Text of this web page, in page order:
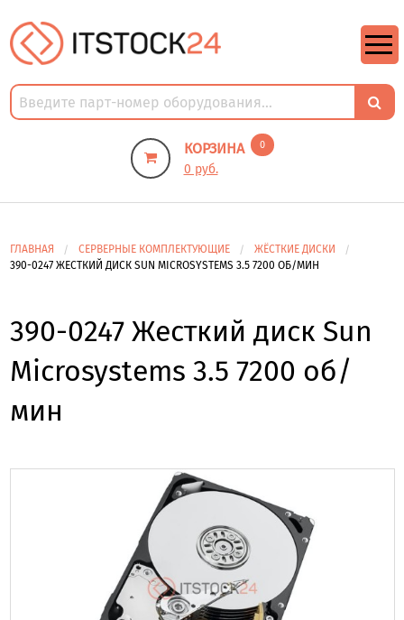
КОРЗИНА 0
0 руб.
ГЛАВНАЯ СЕРВЕРНЫЕ КОМПЛЕКТУЮЩИЕ
ЖЁСТКИЕ ДИСКИ
390-0247 ЖЕСТКИЙ ДИСК SUN MICROSYSTEMS 3.5 7200 ОБ/МИН
390-0247 Жесткий диск Sun
Microsystems 3.5 7200 об/
мин